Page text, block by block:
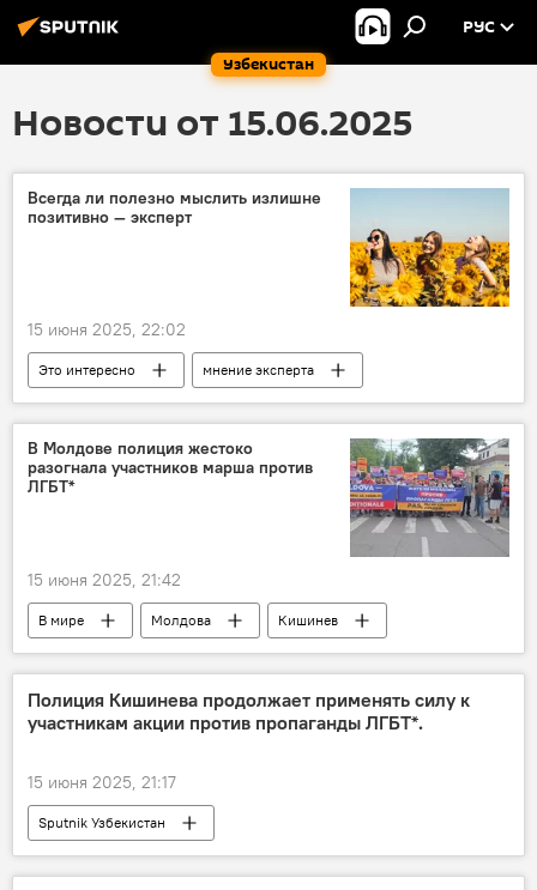
Узбекистан
РУС
Новости от 15.06.2025
Всегда ли полезно мыслить излишне
позитивно — эксперт
15 июня 2025, 22:02
Это интересно
мнение эксперта
психология
здоровье
В Молдове полиция жестоко
разогнала участников марша против
ЛГБТ*
15 июня 2025, 21:42
В мире Молдова
Кишинев
полиция
Полиция Кишинева продолжает применять силу к
участникам акции против пропаганды ЛГБТ*.
15 июня 2025, 21:17
Sputnik Узбекистан